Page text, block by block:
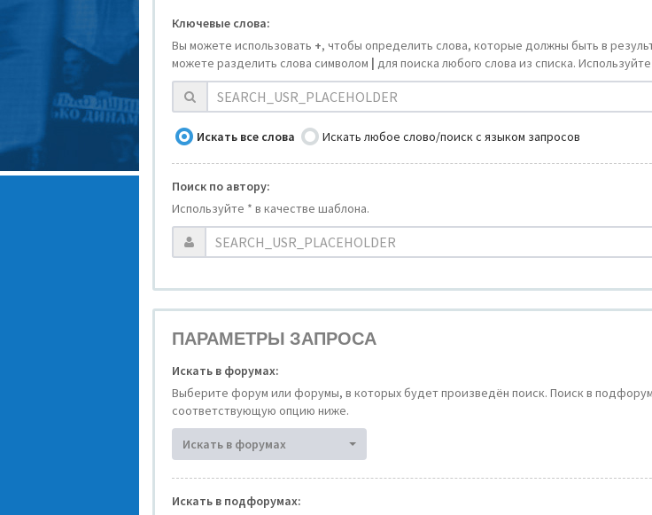
Ключевые слова:
Вы можете использовать +, чтобы определить слова, которые должны быть в
можете разделить слова символом | для поиска любого слова из списка. Используйте
Искать все слова Искать любое слово/поиск с языком запросов
Поиск по автору:
Используйте * в качестве шаблона.
ПАРАМЕТРЫ ЗАПРОСА
Искать в форумах:
Выберите форум или форумы, в которых будет произведён поиск. Поиск в
соответствующую опцию ниже.
Искать в форумах
Искать в подфорумах: